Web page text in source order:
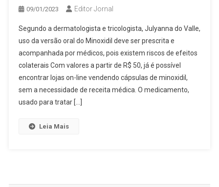
09/01/2023 Editor Jornal
Segundo a dermatologista e tricologista, Julyanna do Valle,
uso da versão oral do Minoxidil deve ser prescrita e
acompanhada por médicos, pois existem riscos de efeitos
colaterais Com valores a partir de R$ 50, já é possível
encontrar lojas on-line vendendo cápsulas de minoxidil,
sem a necessidade de receita médica. O medicamento,
usado para tratar […]
Leia Mais